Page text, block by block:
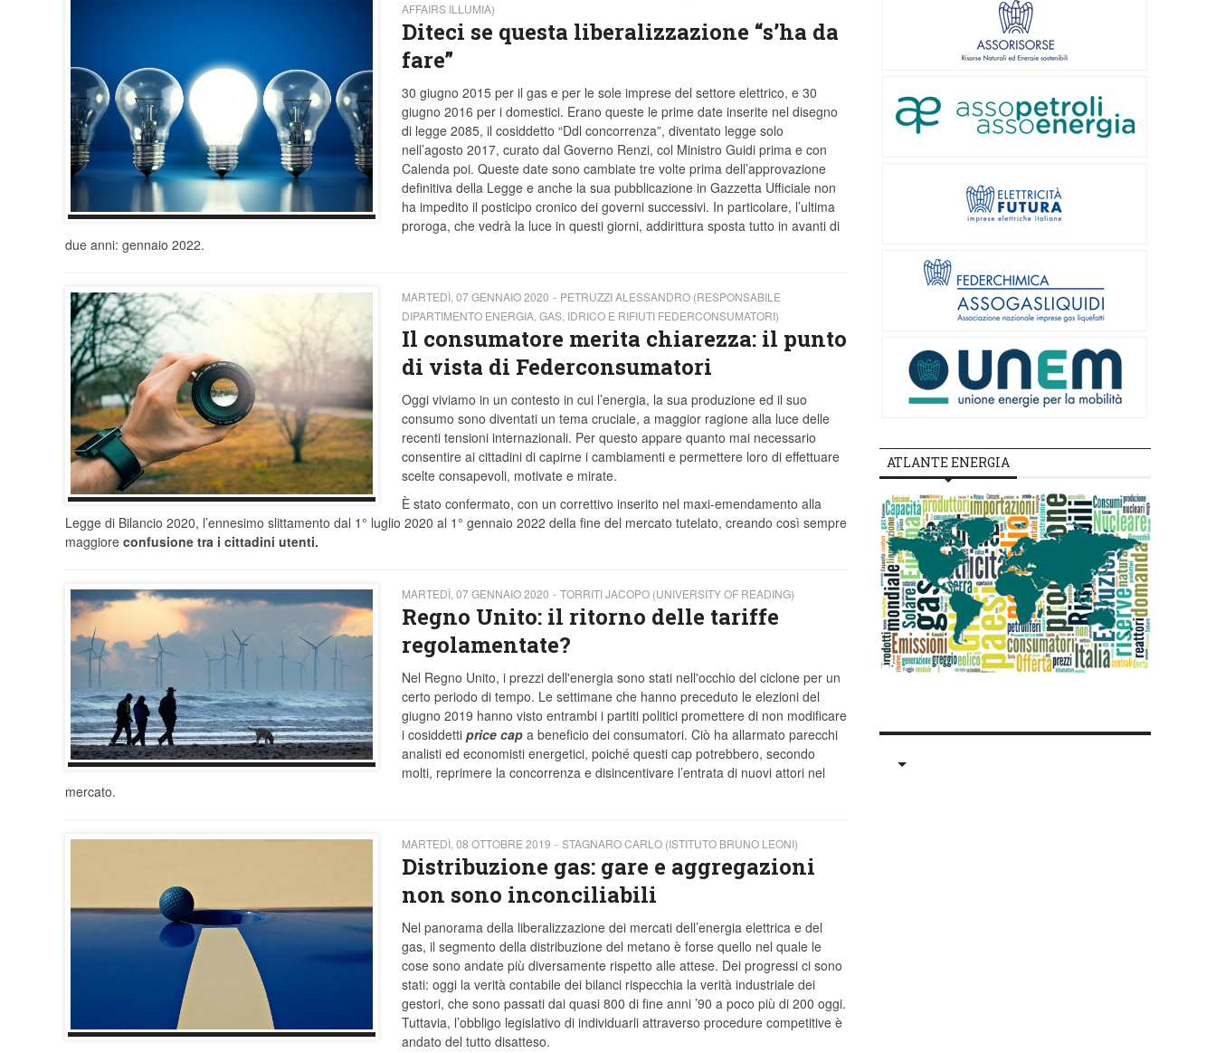
AFFAIRS ILLUMIA)
Diteci se questa liberalizzazione “s’ha da
fare”
30 giugno 2015 per il gas e per le sole imprese del settore elettrico, e 30
giugno 2016 per i domestici. Erano queste le prime date inserite nel disegno
di legge 2085, il cosiddetto “Ddl concorrenza”, diventato legge solo
nell’agosto 2017, curato dal Governo Renzi, col Ministro Guidi prima e con
Calenda poi. Queste date sono cambiate tre volte prima dell’approvazione
definitiva della Legge e anche la sua pubblicazione in Gazzetta Ufficiale non
ha impedito il posticipo cronico dei governi successivi. In particolare, l’ultima
proroga, che vedrà la luce in questi giorni, addirittura sposta tutto in avanti di
due anni: gennaio 2022.
MARTEDÌ, 07 GENNAIO 2020
PETRUZZI ALESSANDRO (RESPONSABILE
DIPARTIMENTO ENERGIA, GAS, IDRICO E RIFIUTI FEDERCONSUMATORI)
Il consumatore merita chiarezza: il punto
di vista di Federconsumatori
Oggi viviamo in un contesto in cui l’energia, la sua produzione ed il suo
consumo sono diventati un tema cruciale, a maggior ragione alla luce delle
recenti tensioni internazionali. Per questo appare quanto mai necessario
consentire ai cittadini di capirne i cambiamenti e permettere loro di effettuare
scelte consapevoli, motivate e mirate.
È stato confermato, con un correttivo inserito nel maxi-emendamento alla
Legge di Bilancio 2020, l’ennesimo slittamento dal 1° luglio 2020 al 1° gennaio 2022 della fine del mercato tutelato, creando così sempre
maggiore confusione tra i cittadini utenti.
MARTEDÌ, 07 GENNAIO 2020 TORRITI JACOPO (UNIVERSITY OF READING)
Regno Unito: il ritorno delle tariffe
regolamentate?
Nel Regno Unito, i prezzi dell'energia sono stati nell'occhio del ciclone per un
certo periodo di tempo. Le settimane che hanno preceduto le elezioni del
giugno 2019 hanno visto entrambi i partiti politici promettere di non modificare
i cosiddetti price cap a beneficio dei consumatori. Ciò ha allarmato parecchi
analisti ed economisti energetici, poiché questi cap potrebbero, secondo
molti, reprimere la concorrenza e disincentivare l’entrata di nuovi attori nel
mercato.
MARTEDÌ, 08 OTTOBRE 2019 STAGNARO CARLO (ISTITUTO BRUNO LEONI)
Distribuzione gas: gare e aggregazioni
non sono inconciliabili
Nel panorama della liberalizzazione dei mercati dell’energia elettrica e del
gas, il segmento della distribuzione del metano è forse quello nel quale le
cose sono andate più diversamente rispetto alle attese. Dei progressi ci sono
stati: oggi la verità contabile dei bilanci rispecchia la verità industriale dei
gestori, che sono passati dai quasi 800 di fine anni ’90 a poco più di 200 oggi.
Tuttavia, l’obbligo legislativo di individuarli attraverso procedure competitive è
andato del tutto disatteso.
ATLANTE ENERGIA